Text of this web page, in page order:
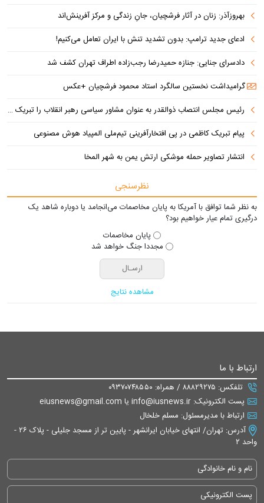
بهروزآذر: زنان در آثار فرشچیان، جانِ زندگی و مرکز آفرینش‌اند
ادعای جدید ترامپ: بدون تشدید تنش با ایران تعامل می‌کنیم!
دادسرای جنایی: جنازه حمیدرضا رجب‌زاده اطراف تهران کشف شد
گرامیداشت نخستین سالگرد استاد محمود فرشچیان +عکس
رئیس مجلس انتصاب ذوالقدر به عنوان مشاور سیاسی رهبر انقلاب را تبریک گفت
پیام تبریک کاظمی در پی افتخارآفرینی تیم‌ملی المپیاد هوش مصنوعی
انتشار تصاویر حمله موشکی ارتش یمن به شهر المخا
نظرسنجی
به نظر شما توافق با آمریکا به پایان مخاصمات می‌انجامد یا دوباره شاهد یک
درگیری تمام عیار خواهیم بود؟
پایان مخاصمات
مجددا جنگ خواهد شد
مشاهده نتایج
ارتباط با ما
تلفکس: ۸۸۸۲۹۲۷۵ / همراه: ۰۹۳۷۰۷۴۸۵۵۰
پست الکترونیک: info@iusnews.ir یا eiusnews@gmail.com
ارتباط با مدیرمسئول: مسلم خلخال
آدرس: تهران/ انتهای خیابان ایرانشهر - پایین تر از مسجد جلیلی - پلاک ۲۶ -
واحد ۲